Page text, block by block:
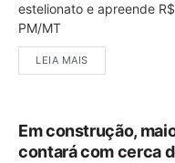
estelionato e apreende
PM/MT
LEIA MAIS
Em construção,
contará com cerca